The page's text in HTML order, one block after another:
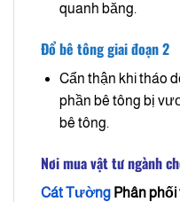
quanh băng.
Đổ bê tông giai đoạn 2
Cẩn thận khi tháo
phần bê tông bị
bê tông.​
Nơi mua vật tư ngành
Cát Tường Phân